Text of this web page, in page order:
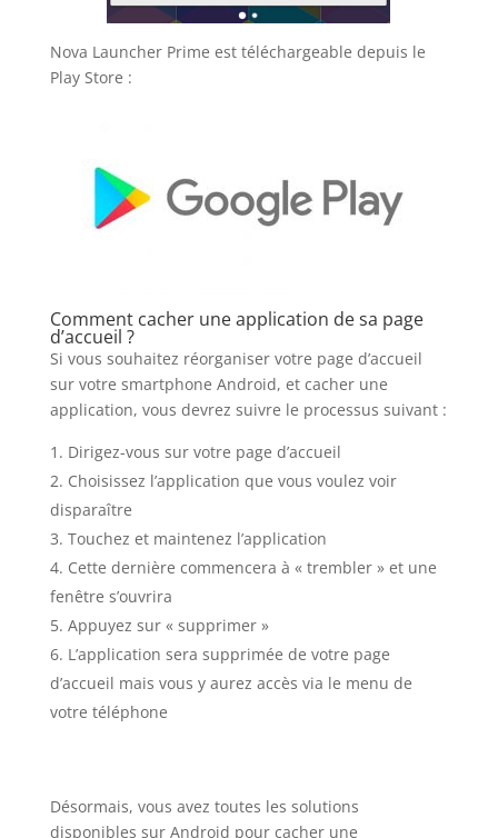
Nova Launcher Prime est téléchargeable depuis le
Play Store :
Comment cacher une application de sa page
d’accueil ?
Si vous souhaitez réorganiser votre page d’accueil
sur votre smartphone Android, et cacher une
application, vous devrez suivre le processus suivant :
Dirigez-vous sur votre page d’accueil
Choisissez l’application que vous voulez voir
disparaître
Touchez et maintenez l’application
Cette dernière commencera à « trembler » et une
fenêtre s’ouvrira
Appuyez sur « supprimer »
L’application sera supprimée de votre page
d’accueil mais vous y aurez accès via le menu de
votre téléphone
Désormais, vous avez toutes les solutions
disponibles sur Android pour cacher une